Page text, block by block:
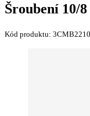
Šroubení 10/
Kód produktu: